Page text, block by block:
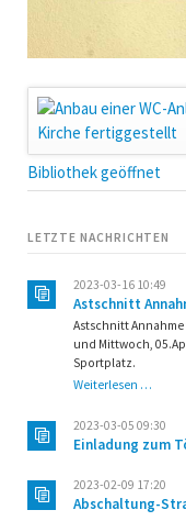
Bibliothek geöffnet
2023-03-16 10:49
Astschnitt
Astschnitt Annahme
und Mittwoch,
Sportplatz.
für
2023-03-05 09:30
2023-02-09 17:20